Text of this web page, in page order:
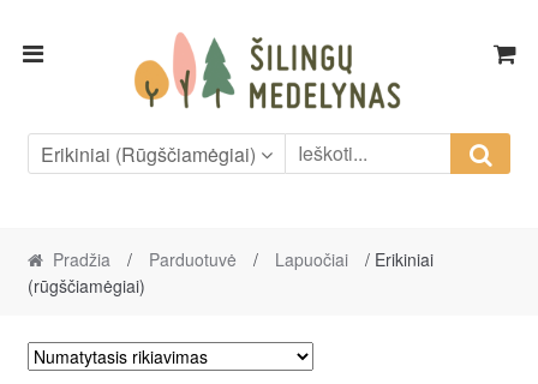
Skip
Skip
Erikiniai (rūgščiamėgiai)
Pradžia / Parduotuvė / Lapuočiai
/ Erikiniai
(rūgščiamėgiai)